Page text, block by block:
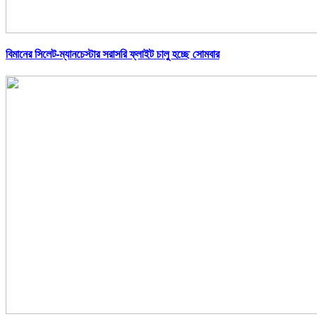
বিমানের সিলেট-ম্যানচেস্টার সরাসরি ফ্লাইট চালু হচ্ছে সোমবার